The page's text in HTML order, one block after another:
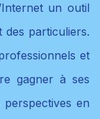
un outil
des particuliers.
et
gagner à ses
en